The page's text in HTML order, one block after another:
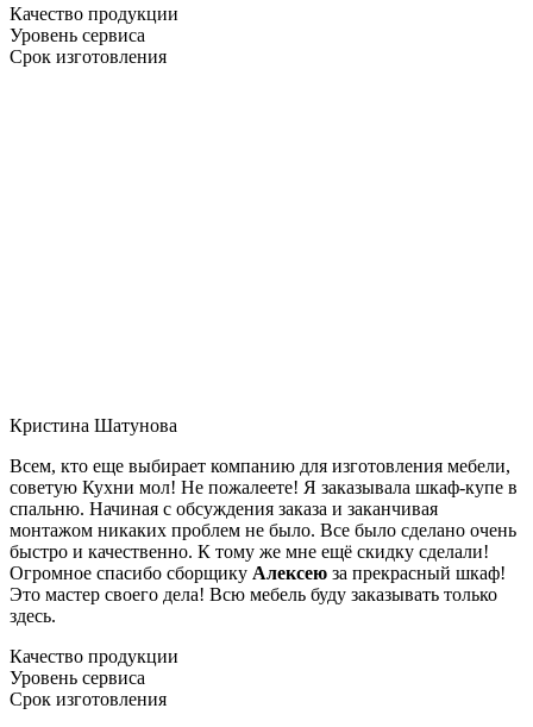
Качество продукции
Уровень сервиса
Срок изготовления
Кристина Шатунова
Всем, кто еще выбирает компанию для изготовления мебели,
советую Кухни мол! Не пожалеете! Я заказывала шкаф-купе в
спальню. Начиная с обсуждения заказа и заканчивая
монтажом никаких проблем не было. Все было сделано очень
быстро и качественно. К тому же мне ещё скидку сделали!
Огромное спасибо сборщику Алексею за прекрасный шкаф!
Это мастер своего дела! Всю мебель буду заказывать только
здесь.
Качество продукции
Уровень сервиса
Срок изготовления